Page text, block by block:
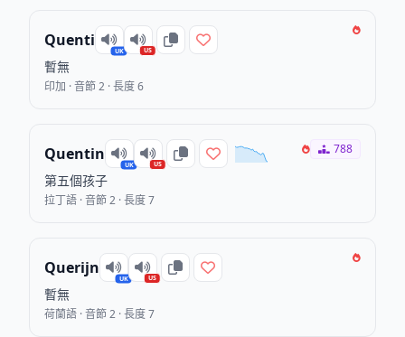
Quenti
UK US
暫無
印加 · 音節 2 · 長度 6
Quentin
UK US
第五個孩子
拉丁語 · 音節 2 · 長度 7
788
Querijn
UK US
暫無
荷蘭語 · 音節 2 · 長度 7